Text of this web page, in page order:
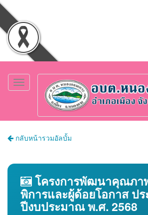
Toggle
navigation
กลับหน้ารวมอัลบั้ม
โครงการพัฒนาคุณภา
พิการและผู้ด้อยโอกาส ปร
ปีงบประมาณ พ.ศ. 2568